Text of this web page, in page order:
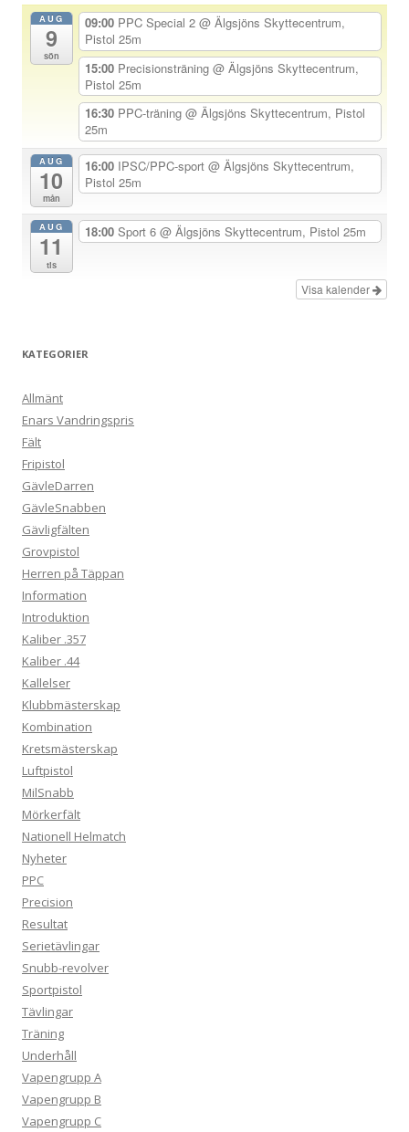
a
g
AUG
9
sön
09:00 PPC Special 2 @ Älgsjöns Skyttecentrum,
Pistol 25m
15:00 Precisionsträning @ Älgsjöns Skyttecentrum,
Pistol 25m
16:30 PPC-träning @ Älgsjöns Skyttecentrum, Pistol
25m
AUG
10
mån
16:00 IPSC/PPC-sport @ Älgsjöns Skyttecentrum,
Pistol 25m
AUG
11
tis
18:00 Sport 6 @ Älgsjöns Skyttecentrum, Pistol 25m
Visa kalender
KATEGORIER
Allmänt
Enars Vandringspris
Fält
Fripistol
GävleDarren
GävleSnabben
Gävligfälten
Grovpistol
Herren på Täppan
Information
Introduktion
Kaliber .357
Kaliber .44
Kallelser
Klubbmästerskap
Kombination
Kretsmästerskap
Luftpistol
MilSnabb
Mörkerfält
Nationell Helmatch
Nyheter
PPC
Precision
Resultat
Serietävlingar
Snubb-revolver
Sportpistol
Tävlingar
Träning
Underhåll
Vapengrupp A
Vapengrupp B
Vapengrupp C